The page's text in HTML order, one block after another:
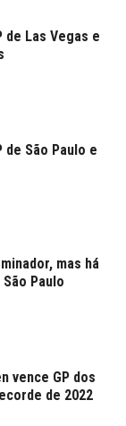
de Las Vegas e
de São Paulo e
mas há
Paulo
vence GP dos
de 2022